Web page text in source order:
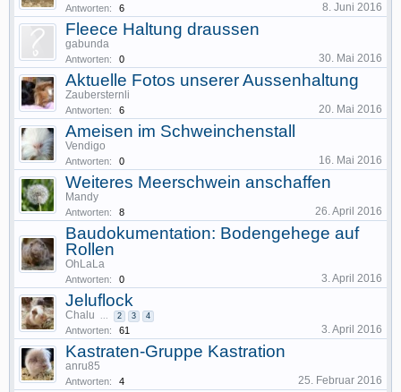
Antworten: 6 8. Juni 2016
Fleece Haltung draussen
gabunda
Antworten: 0 30. Mai 2016
Aktuelle Fotos unserer Aussenhaltung
Zaubersternli
Antworten: 6 20. Mai 2016
Ameisen im Schweinchenstall
Vendigo
Antworten: 0 16. Mai 2016
Weiteres Meerschwein anschaffen
Mandy
Antworten: 8 26. April 2016
Baudokumentation: Bodengehege auf
Rollen
OhLaLa
Antworten: 0 3. April 2016
Jeluflock
Chalu ... 2 3 4
Antworten: 61 3. April 2016
Kastraten-Gruppe Kastration
anru85
Antworten: 4 25. Februar 2016